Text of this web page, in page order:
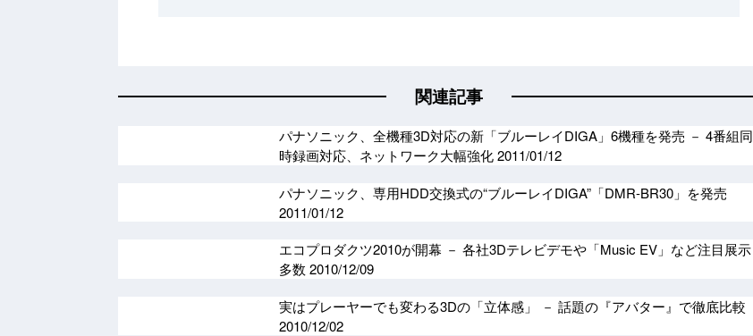
関連記事
パナソニック、全機種3D対応の新「ブルーレイDIGA」6機種を発売 － 4番組同
時録画対応、ネットワーク大幅強化2011/01/12
パナソニック、専用HDD交換式の“ブルーレイDIGA”「DMR-BR30」を発売
2011/01/12
エコプロダクツ2010が開幕 － 各社3Dテレビデモや「Music EV」など注目展示
多数 2010/12/09
実はプレーヤーでも変わる3Dの「立体感」 － 話題の『アバター』で徹底比較
2010/12/02